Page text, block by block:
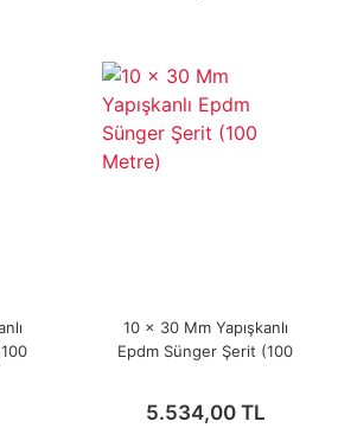
10 x 30 Mm Yapışkanlı
Epdm Sünger Şerit (100
5.534,00 TL